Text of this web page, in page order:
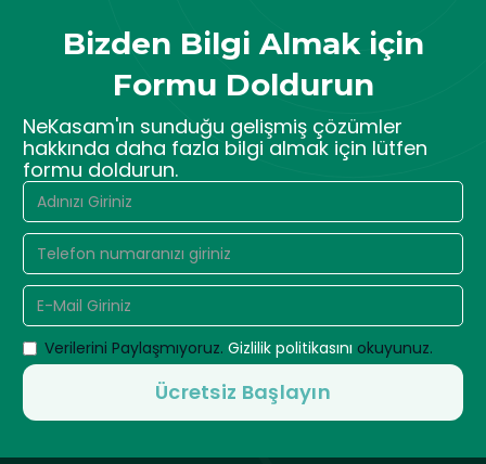
Bizden Bilgi Almak için
Formu Doldurun
NeKasam'ın sunduğu gelişmiş çözümler
hakkında daha fazla bilgi almak için lütfen
formu doldurun.
Verilerini Paylaşmıyoruz. Gizlilik politikasını okuyunuz.